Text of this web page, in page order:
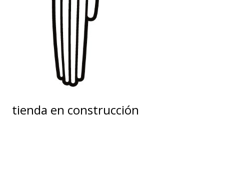
tienda en construcción